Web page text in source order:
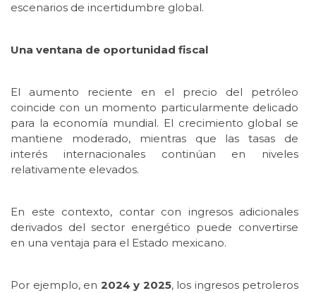
escenarios de incertidumbre global.
Una ventana de oportunidad fiscal
El aumento reciente en el precio del petróleo
coincide con un momento particularmente delicado
para la economía mundial. El crecimiento global se
mantiene moderado, mientras que las tasas de
interés internacionales continúan en niveles
relativamente elevados.
En este contexto, contar con ingresos adicionales
derivados del sector energético puede convertirse
en una ventaja para el Estado mexicano.
Por ejemplo, en 2024 y 2025, los ingresos petroleros